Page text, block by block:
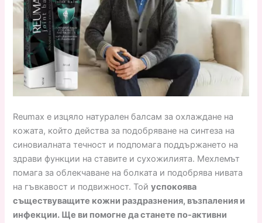
Reumax е изцяло натурален балсам за охлаждане на
кожата, който действа за подобряване на синтеза на
синовиалната течност и подпомага поддържането на
здрави функции на ставите и сухожилията. Мехлемът
помага за облекчаване на болката и подобрява нивата
на гъвкавост и подвижност. Тойуспокоява
съществуващите кожни раздразнения, възпаления и
инфекции. Ще ви помогне да станете по-активни